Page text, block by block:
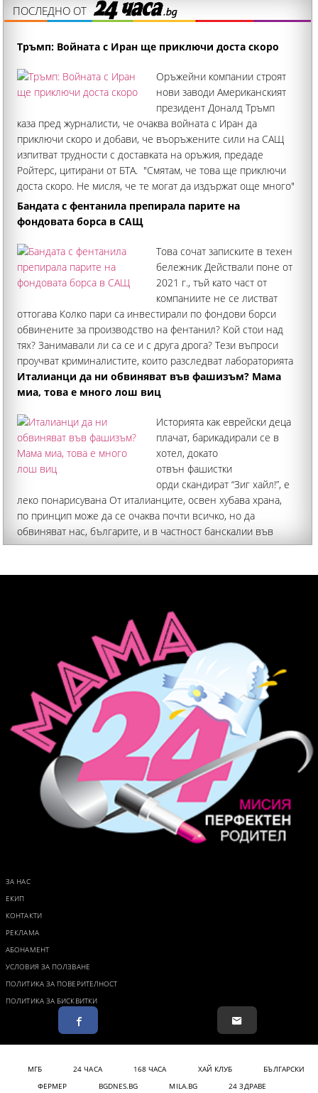
ПОСЛЕДНО ОТ
Тръмп: Войната с Иран ще приключи доста скоро
Оръжейни компании строят
нови заводи Американският
президент Доналд Тръмп
каза пред журналисти, че очаква войната с Иран да
приключи скоро и добави, че въоръжените сили на САЩ
изпитват трудности с доставката на оръжия, предаде
Ройтерс, цитирани от БТА. "Смятам, че това ще приключи
доста скоро. Не мисля, че те могат да издържат още много"
Бандата с фентанила препирала парите на
фондовата борса в САЩ
Това сочат записките в техен
бележник Действали поне от
2021 г., тъй като част от
компаниите не се листват
оттогава Колко пари са инвестирали по фондови борси
обвинените за производство на фентанил? Кой стои над
тях? Занимавали ли са се и с друга дрога? Тези въпроси
проучват криминалистите, които разследват лабораторията
за смъртоносния наркотик
Италианци да ни обвиняват във фашизъм? Мама
миа, това е много лош виц
Историята как еврейски деца
плачат, барикадирали се в
хотел, докато
отвън фашистки
орди скандират “Зиг хайл!”, е
леко понарисувана От италианците, освен хубава храна,
по принцип може да се очаква почти всичко, но да
обвиняват нас, българите, и в частност банскалии във
фашизъм?! Мама миа, това вече звучи като много лош виц
ЗА НАС
ЕКИП
КОНТАКТИ
РЕКЛАМА
АБОНАМЕНТ
УСЛОВИЯ ЗА ПОЛЗВАНЕ
ПОЛИТИКА ЗА ПОВЕРИТЕЛНОСТ
ПОЛИТИКА ЗА БИСКВИТКИ
МГБ 24 ЧАСА 168 ЧАСА ХАЙ КЛУБ
БЪЛГАРСКИ
ФЕРМЕР
BGDNES.BG MILA.BG 24 ЗДРАВЕ